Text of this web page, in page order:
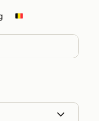
Change country